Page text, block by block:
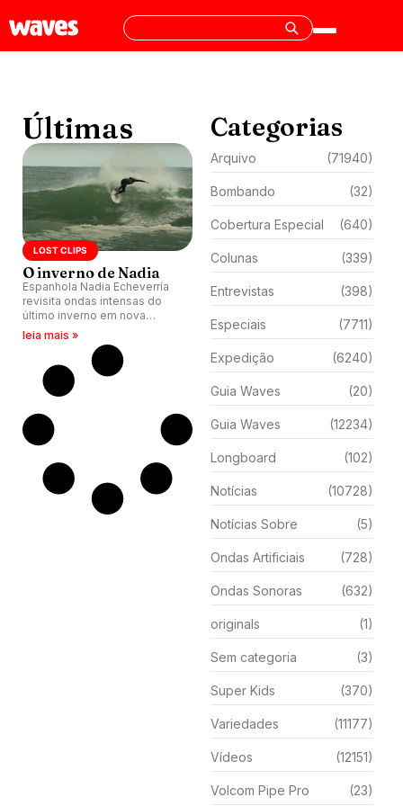
Últimas
LOST CLIPS
O inverno de Nadia
Espanhola Nadia Echeverría
revisita ondas intensas do
último inverno em nova
compilação. Momentos
inesquecíveis capturados
antes da pausa causada por
lesão trazem conexão com
mar.
leia mais »
Categorias
Arquivo (71940)
Bombando (32)
Cobertura Especial (640)
Colunas (339)
Entrevistas (398)
Especiais (7711)
Expedição (6240)
Guia Waves (20)
Guia Waves (12234)
Longboard (102)
Notícias (10728)
Notícias Sobre (5)
Ondas Artificiais (728)
Ondas Sonoras (632)
originals (1)
Sem categoria (3)
Super Kids (370)
Variedades (11177)
Vídeos (12151)
Volcom Pipe Pro (23)